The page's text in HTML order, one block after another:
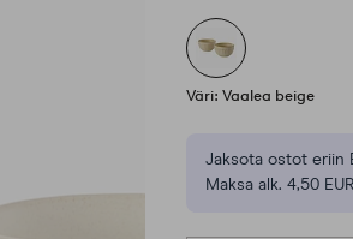
Väri: Vaalea beige
Jaksota ostot eriin
Maksa alk. 4,50